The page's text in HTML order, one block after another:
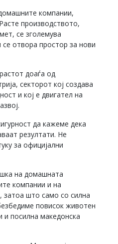
компании,
производството,
се зголемува
отвора простор за нови
доаѓа од
секторот кој создава
и кој е двигател на
да кажеме дека
резултати. Не
за официјални
на домашната
компании и на
затоа што само со силна
повисок животен
и посилна македонска